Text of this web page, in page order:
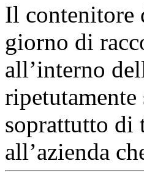
Il contenitore
giorno di
all’interno
soprattutto di
all’azienda